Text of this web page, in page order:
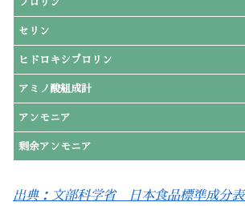
セリン
ヒドロキシプロリン
アミノ酸組成計
アンモニア
剰余アンモニア
出典：文部科学省 日本食品標準成分